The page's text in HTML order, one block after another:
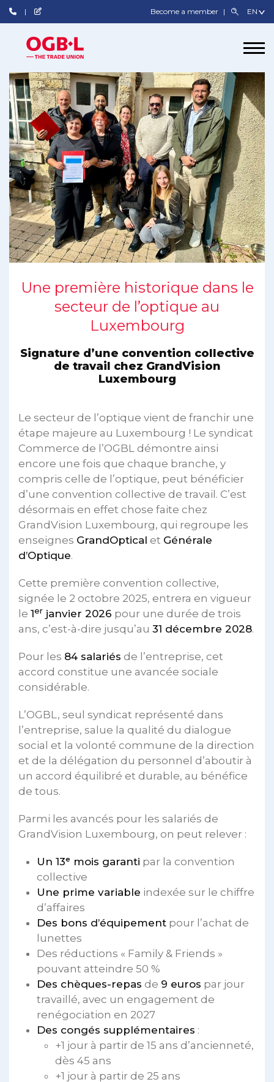
Become a member
Une première historique dans le
secteur de l’optique au
Luxembourg
Signature d’une convention collective
de travail chez GrandVision
Luxembourg
Le secteur de l’optique vient de franchir une
étape majeure au Luxembourg ! Le syndicat
Commerce de l’OGBL démontre ainsi
encore une fois que chaque branche, y
compris celle de l’optique, peut bénéficier
d’une convention collective de travail. C’est
désormais en effet chose faite chez
GrandVision Luxembourg, qui regroupe les
enseignes GrandOptical et Générale
d’Optique.
Cette première convention collective,
signée le 2 octobre 2025, entrera en vigueur
le 1er janvier 2026 pour une durée de trois
ans, c’est-à-dire jusqu’au 31 décembre 2028.
Pour les 84 salariés de l’entreprise, cet
accord constitue une avancée sociale
considérable.
L’OGBL, seul syndicat représenté dans
l’entreprise, salue la qualité du dialogue
social et la volonté commune de la direction
et de la délégation du personnel d’aboutir à
un accord équilibré et durable, au bénéfice
de tous.
Parmi les avancés pour les salariés de
GrandVision Luxembourg, on peut relever :
Un 13ᵉ mois garanti par la convention
collective
Une prime variable indexée sur le chiffre
d’affaires
Des bons d’équipement pour l’achat de
lunettes
Des réductions « Family & Friends »
pouvant atteindre 50 %
Des chèques-repas de 9 euros par jour
travaillé, avec un engagement de
renégociation en 2027
Des congés supplémentaires :
+1 jour à partir de 15 ans d’ancienneté,
dès 45 ans
+1 jour à partir de 25 ans